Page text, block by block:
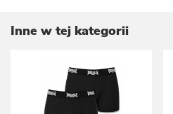
Inne w tej kategorii